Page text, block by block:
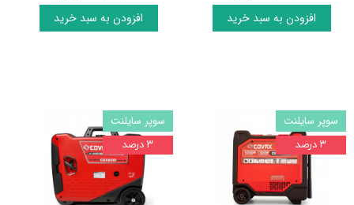
افزودن به سبد خرید افزودن به سبد خرید
سوپر سایلنت
۳ درصد
سوپر سایلنت
۳ درصد